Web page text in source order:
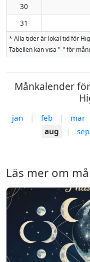
30
31
* Alla tider är lokal tid för
Tabellen kan visa "-" för
Månkalender
jan | feb | mar
aug
| sep
Läs mer om